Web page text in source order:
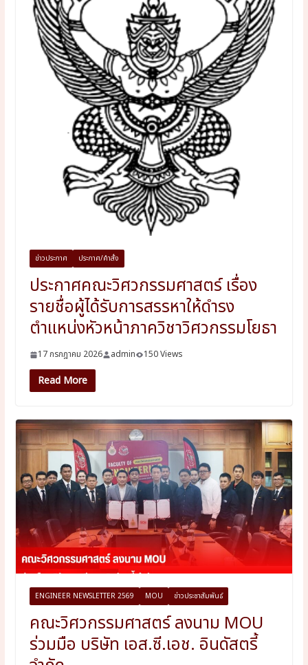
ข่าวประกาศ ประกาศ/คำสั่ง
ประกาศคณะวิศวกรรมศาสตร์ เรื่อง
รายชื่อผู้ได้รับการสรรหาให้ดำรง
ตำแหน่งหัวหน้าภาควิชาวิศวกรรมโยธา
17 กรกฎาคม 2026 admin 150 Views
Read More
ENGINEER NEWSLETTER 2569 MOU ข่าวประชาสัมพันธ์
คณะวิศวกรรมศาสตร์ ลงนาม MOU
ร่วมมือ บริษัท เอส.ซี.เอช. อินดัสตรี้